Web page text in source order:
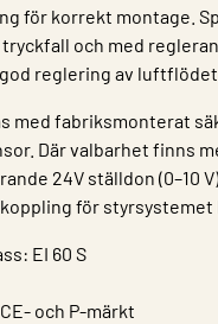
för korrekt montage.
och med
reglering av luftflödet.
med fabriksmonterat
Där valbarhet finns
24V ställdon (0–10
för styrsystemet
EI 60 S
och P-märkt